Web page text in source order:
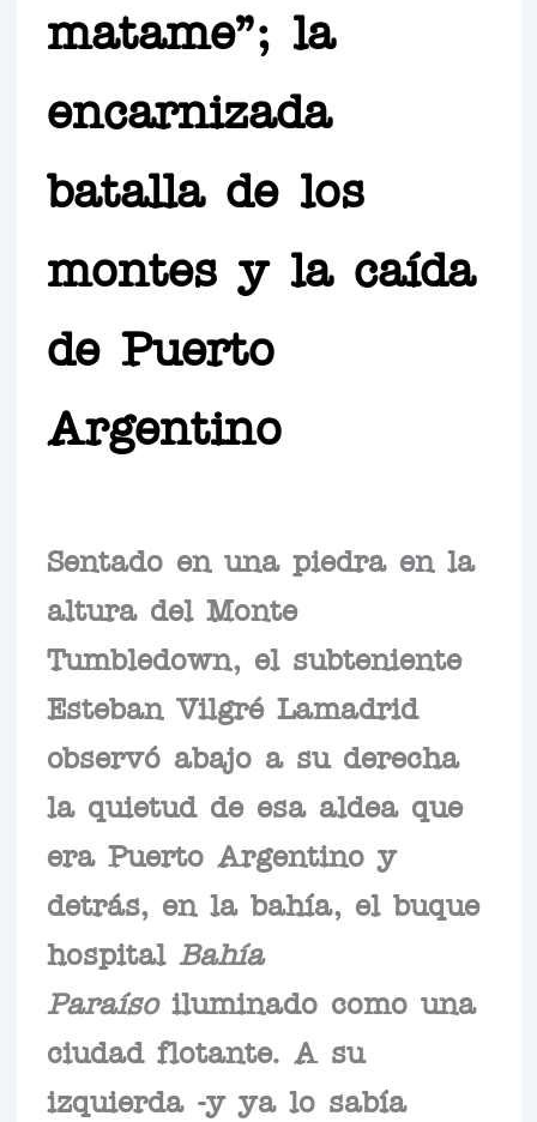
matame”; la
encarnizada
batalla de los
montes y la caída
de Puerto
Argentino
Sentado en una piedra en la
altura del Monte
Tumbledown, el subteniente
Esteban Vilgré Lamadrid
observó abajo a su derecha
la quietud de esa aldea que
era Puerto Argentino y
detrás, en la bahía, el buque
hospital Bahía
Paraísoiluminado como una
ciudad flotante. A su
izquierda -y ya lo sabía